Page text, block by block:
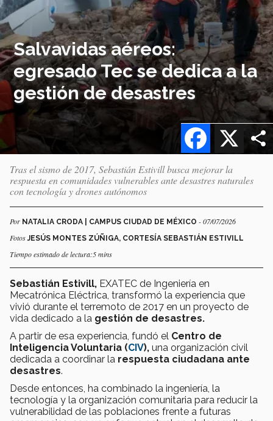
Salvavidas aéreos:
egresado Tec se dedica a la
gestión de desastres
X
Facebook
Tras el sismo de 2017, Sebastián Estivill busca mejorar la
respuesta en comunidades vulnerables ante desastres naturales
con tecnología y drones autónomos
Por NATALIA CRODA | CAMPUS CIUDAD DE MÉXICO - 07/07/2026
FotosJESÚS MONTES ZÚÑIGA, CORTESÍA SEBASTIÁN ESTIVILL
Tiempo estimado de lectura:5 mins
Sebastián Estivill, EXATEC de Ingeniería en
Mecatrónica Eléctrica, transformó la experiencia que
vivió durante el terremoto de 2017 en un proyecto de
vida dedicado a la gestión de desastres.
A partir de esa experiencia, fundó el Centro de
Inteligencia Voluntaria (CIV), una organización civil
dedicada a coordinar la respuesta ciudadana ante
desastres.
Desde entonces, ha combinado la ingeniería, la
tecnología y la organización comunitaria para reducir la
vulnerabilidad de las poblaciones frente a futuras